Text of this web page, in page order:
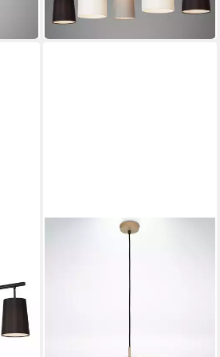
-44%
in 3-4 Werktagen bei dir